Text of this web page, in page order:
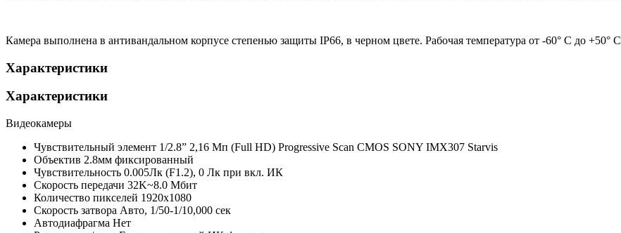
Камера выполнена в антивандальном корпусе степенью защиты IP66, в черном цвете. Рабочая температура от -60° С до +50° С
Характеристики
Характеристики
Видеокамеры
Чувствительный элемент 1/2.8” 2,16 Мп (Full HD) Progressive Scan CMOS SONY IMX307 Starvis
Объектив 2.8мм фиксированный
Чувствительность 0.005Лк (F1.2), 0 Лк при вкл. ИК
Скорость передачи 32K~8.0 Мбит
Количество пикселей 1920х1080
Скорость затвора Авто, 1/50-1/10,000 сек
Автодиафрагма Нет